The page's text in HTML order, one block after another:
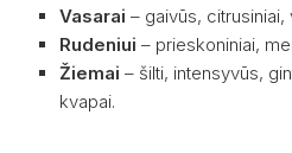
Vasarai – gaivūs, citrusiniai,
Rudeniui – prieskoniniai,
Žiemai – šilti, intensyvūs,
kvapai.